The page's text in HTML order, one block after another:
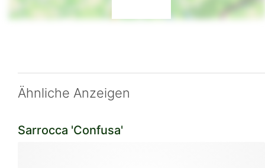
Ähnliche Anzeigen
Sarrocca 'Confusa'